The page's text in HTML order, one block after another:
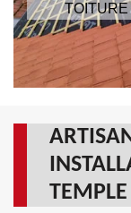
TOITURE